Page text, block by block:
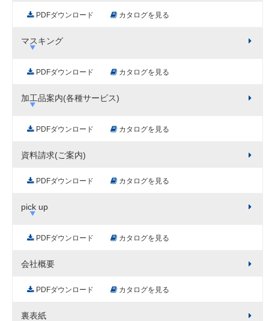
PDFダウンロード カタログを見る
マスキング
PDFダウンロード カタログを見る
加工品案内(各種サービス)
PDFダウンロード カタログを見る
資料請求(ご案内)
PDFダウンロード カタログを見る
pick up
PDFダウンロード カタログを見る
会社概要
PDFダウンロード カタログを見る
裏表紙